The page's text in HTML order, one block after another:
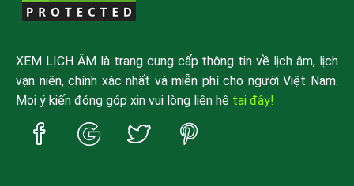
XEM LỊCH ÂM là trang cung cấp thông tin về lịch âm, lịch
vạn niên, chính xác nhất và miễn phí cho người Việt Nam.
Mọi ý kiến đóng góp xin vui lòng liên hệ tại đây!
Trang
Facebook
Trang
Google
Trang
Twitter
Trang
Pinterest